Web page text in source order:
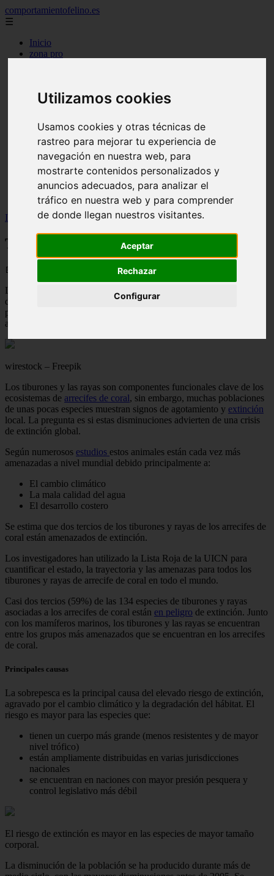
Utilizamos cookies
Usamos cookies y otras técnicas de
rastreo para mejorar tu experiencia de
navegación en nuestra web, para
mostrarte contenidos personalizados y
anuncios adecuados, para analizar el
tráfico en nuestra web y para comprender
de donde llegan nuestros visitantes.
Aceptar
Rechazar
Configurar
comportamientofelino.es
☰
Inicio
zona pro
actualidad
articulos
canal tv
nombres para gatos
novedades
tablon de anuncios
uncategorized
zona pro
Inicio
gatos2 >Tiburones y rayas en riesgo de extinción
Tiburones y rayas en riesgo de extinción
📅 05/06/2025
Los arrecifes de coral se encuentran entre los ecosistemas más
diversos del planeta y albergan más de un tercio de las especies de
peces del océano. Sin embargo, se enfrentan a algunas de las
amenazas más intensas y extendidas de cualquier ecosistema.
wirestock – Freepik
Los tiburones y las rayas son componentes funcionales clave de los
ecosistemas de arrecifes de coral, sin embargo, muchas poblaciones
de unas pocas especies muestran signos de agotamiento y extinción
local. La pregunta es si estas disminuciones advierten de una crisis
de extinción global.
Según numerosos estudios estos animales están cada vez más
amenazadas a nivel mundial debido principalmente a:
El cambio climático
La mala calidad del agua
El desarrollo costero
Se estima que dos tercios de los tiburones y rayas de los arrecifes de
coral están amenazados de extinción.
Los investigadores han utilizado la Lista Roja de la UICN para
cuantificar el estado, la trayectoria y las amenazas para todos los
tiburones y rayas de arrecife de coral en todo el mundo.
Casi dos tercios (59%) de las 134 especies de tiburones y rayas
asociadas a los arrecifes de coral están en peligro de extinción. Junto
con los mamíferos marinos, los tiburones y las rayas se encuentran
entre los grupos más amenazados que se encuentran en los arrecifes
de coral.
Principales causas
La sobrepesca es la principal causa del elevado riesgo de extinción,
agravado por el cambio climático y la degradación del hábitat. El
riesgo es mayor para las especies que:
tienen un cuerpo más grande (menos resistentes y de mayor
nivel trófico)
están ampliamente distribuidas en varias jurisdicciones
nacionales
se encuentran en naciones con mayor presión pesquera y
control legislativo más débil
El riesgo de extinción es mayor en las especies de mayor tamaño
corporal.
La disminución de la población se ha producido durante más de